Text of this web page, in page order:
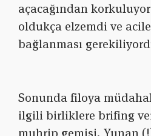
açacağından
oldukça elzemdi ve
bağlanması
Sonunda filoya
ilgili birliklere brifing